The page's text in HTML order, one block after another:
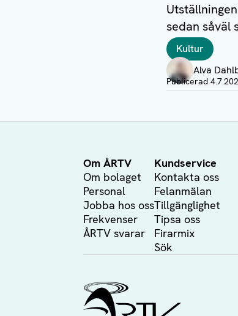
sedan såväl
Taggar
Kultur
Författare
Alva
Publicerad
Om ÅRTV
Om bolaget
Personal
Jobba hos oss
Frekvenser
ÅRTV svarar
Kundservice
Kontakta oss
Felanmälan
Tillgänglighet
Tipsa oss
Firarmix
Sök
Ålands Radio & TV